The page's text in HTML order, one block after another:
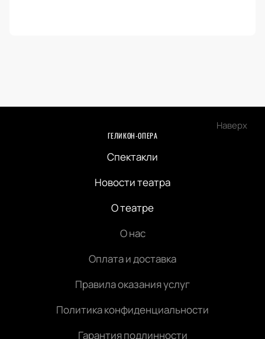
Наверх
ГЕЛИКОН-ОПЕРА
Спектакли
Новости театра
О театре
О нас
Оплата и доставка
Правила оказания услуг
Политика конфиденциальности
Гарантия подлинности